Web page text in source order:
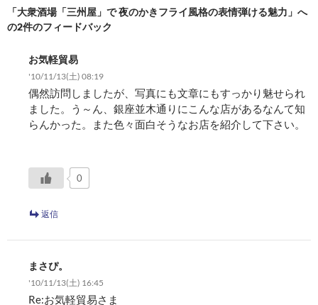
ョ
「大衆酒場「三州屋」で 夜のかきフライ風格の表情弾ける魅力」へ
の2件のフィードバック
お気軽貿易
'10/11/13(土) 08:19
偶然訪問しましたが、写真にも文章にもすっかり魅せられ
ました。う～ん、銀座並木通りにこんな店があるなんて知
らんかった。また色々面白そうなお店を紹介して下さい。
0
返信
まさぴ。
'10/11/13(土) 16:45
Re:お気軽貿易さま